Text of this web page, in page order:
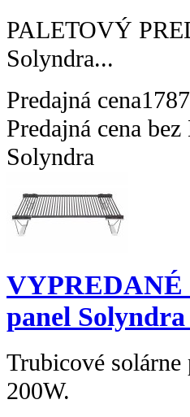
PALETOVÝ
Solyndra...
Predajná cena
Predajná cena
Solyndra
VYPREDANÉ
panel
Trubicové
200W.